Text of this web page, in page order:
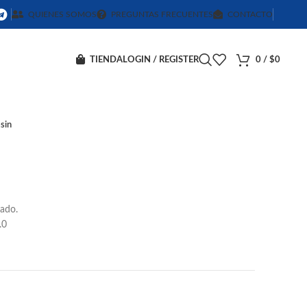
QUIENES SOMOS PREGUNTAS FRECUENTES CONTACTO
TIENDA LOGIN / REGISTER 0 / $0